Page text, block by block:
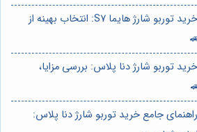
⭐️ راهنمای جامع خرید توربو شارژ هایما S7: انتخاب بهینه از
توربو شارژ دنا پلاس: بررسی مزایا،
جامع خرید توربو شارژ دنا پلاس: